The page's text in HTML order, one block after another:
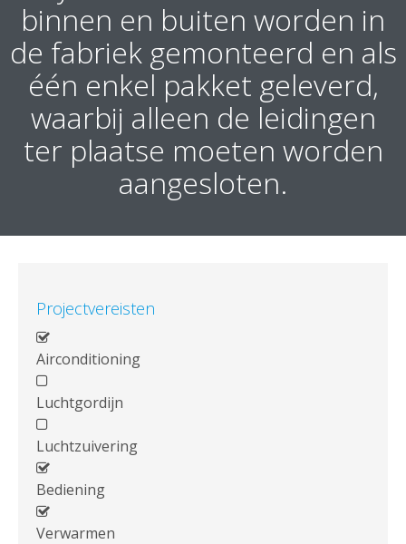
binnen en buiten worden in
de fabriek gemonteerd en als
één enkel pakket geleverd,
waarbij alleen de leidingen
ter plaatse moeten worden
aangesloten.
Projectvereisten
Airconditioning
Luchtgordijn
Luchtzuivering
Bediening
Verwarmen